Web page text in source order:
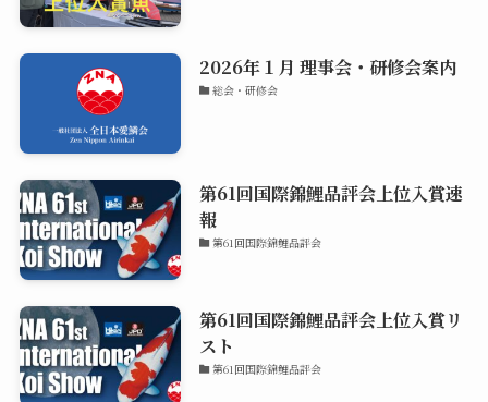
2026年１月 理事会・研修会案内
総会・研修会
第61回国際錦鯉品評会上位入賞速
報
第61回国際錦鯉品評会
第61回国際錦鯉品評会上位入賞リ
スト
第61回国際錦鯉品評会